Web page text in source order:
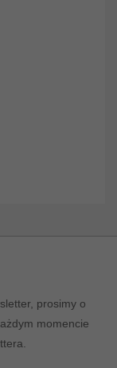
prosimy o
momencie